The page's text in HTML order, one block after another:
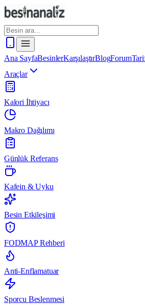
Ana SayfaBesinlerKarşılaştırBlogForum
Araçlar
Kalori İhtiyacı
Makro Dağılımı
Günlük Referans
Kafein & Uyku
Besin Etkileşimi
FODMAP Rehberi
Anti-Enflamatuar
Sporcu Beslenmesi